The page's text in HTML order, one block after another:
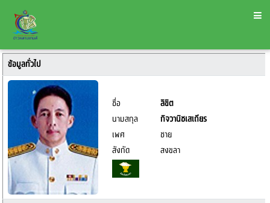
ข้อมูลทั่วไป
ชื่อ
ลิขิต
นามสกุล
กิจวานิชเสเถียร
เพศ
ชาย
สังกัด
สงขลา